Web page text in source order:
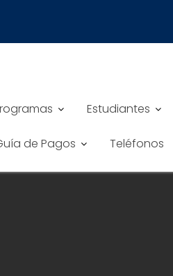
Estudiantes
de Pagos Teléfonos